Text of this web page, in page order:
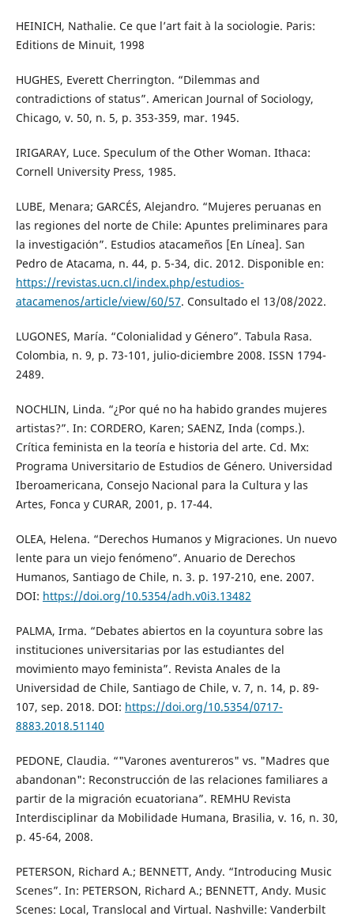
HEINICH, Nathalie. Ce que l’art fait à la sociologie. Paris:
Editions de Minuit, 1998
HUGHES, Everett Cherrington. “Dilemmas and
contradictions of status”. American Journal of Sociology,
Chicago, v. 50, n. 5, p. 353-359, mar. 1945.
IRIGARAY, Luce. Speculum of the Other Woman. Ithaca:
Cornell University Press, 1985.
LUBE, Menara; GARCÉS, Alejandro. “Mujeres peruanas en
las regiones del norte de Chile: Apuntes preliminares para
la investigación”. Estudios atacameños [En Línea]. San
Pedro de Atacama, n. 44, p. 5-34, dic. 2012. Disponible en:
https://revistas.ucn.cl/index.php/estudios-
atacamenos/article/view/60/57. Consultado el 13/08/2022.
LUGONES, María. “Colonialidad y Género”. Tabula Rasa.
Colombia, n. 9, p. 73-101, julio-diciembre 2008. ISSN 1794-
2489.
NOCHLIN, Linda. “¿Por qué no ha habido grandes mujeres
artistas?”. In: CORDERO, Karen; SAENZ, Inda (comps.).
Crítica feminista en la teoría e historia del arte. Cd. Mx:
Programa Universitario de Estudios de Género. Universidad
Iberoamericana, Consejo Nacional para la Cultura y las
Artes, Fonca y CURAR, 2001, p. 17-44.
OLEA, Helena. “Derechos Humanos y Migraciones. Un nuevo
lente para un viejo fenómeno”. Anuario de Derechos
Humanos, Santiago de Chile, n. 3. p. 197-210, ene. 2007.
DOI: https://doi.org/10.5354/adh.v0i3.13482
PALMA, Irma. “Debates abiertos en la coyuntura sobre las
instituciones universitarias por las estudiantes del
movimiento mayo feminista”. Revista Anales de la
Universidad de Chile, Santiago de Chile, v. 7, n. 14, p. 89-
107, sep. 2018. DOI: https://doi.org/10.5354/0717-
8883.2018.51140
PEDONE, Claudia. “"Varones aventureros" vs. "Madres que
abandonan": Reconstrucción de las relaciones familiares a
partir de la migración ecuatoriana”. REMHU Revista
Interdisciplinar da Mobilidade Humana, Brasilia, v. 16, n. 30,
p. 45-64, 2008.
PETERSON, Richard A.; BENNETT, Andy. “Introducing Music
Scenes”. In: PETERSON, Richard A.; BENNETT, Andy. Music
Scenes: Local, Translocal and Virtual. Nashville: Vanderbilt